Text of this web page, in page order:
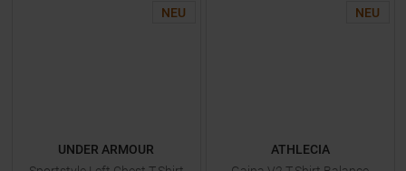
NEU
UNDER ARMOUR
NEU
ATHLECIA